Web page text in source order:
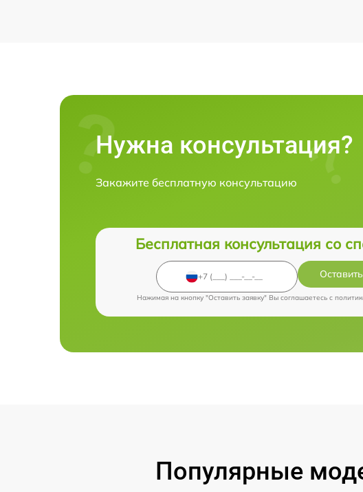
Нужна консультация?
Закажите бесплатную консультацию
Бесплатная консультация со
Нажимая на кнопку "Оставить заявку" Вы соглашаетесь c
Популярные